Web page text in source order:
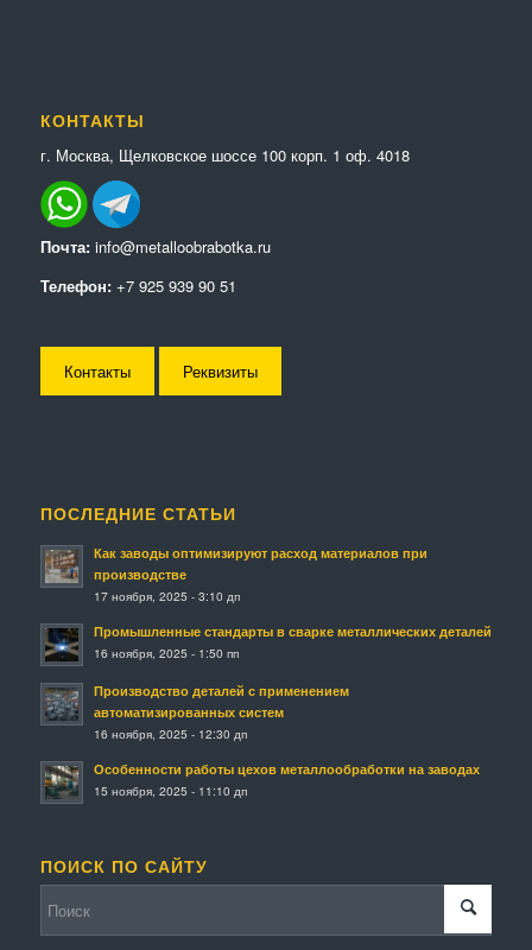
КОНТАКТЫ
г. Москва, Щелковское шоссе 100 корп. 1 оф. 4018
Почта: info@metalloobrabotka.ru
Телефон: +7 925 939 90 51
Контакты Реквизиты
ПОСЛЕДНИЕ СТАТЬИ
Как заводы оптимизируют расход материалов при
производстве
17 ноября, 2025 - 3:10 дп
Промышленные стандарты в сварке металлических деталей
16 ноября, 2025 - 1:50 пп
Производство деталей с применением
автоматизированных систем
16 ноября, 2025 - 12:30 дп
Особенности работы цехов металлообработки на заводах
15 ноября, 2025 - 11:10 дп
ПОИСК ПО САЙТУ